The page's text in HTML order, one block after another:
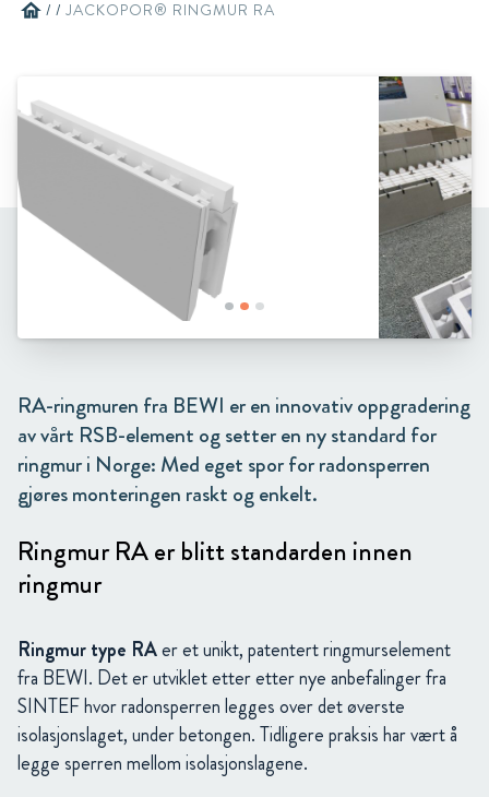
home / / JACKOPOR® RINGMUR RA
RA-ringmuren fra BEWI er en innovativ oppgradering
av vårt RSB-element og setter en ny standard for
ringmur i Norge: Med eget spor for radonsperren
gjøres monteringen raskt og enkelt.
Ringmur RA er blitt standarden innen
ringmur
Ringmur type RAeret unikt, patentert ringmurselement
fra BEWI. Det er utviklet etter etter nye anbefalinger fra
SINTEF hvor radonsperren legges over det øverste
isolasjonslaget, under betongen. Tidligere praksis har vært å
legge sperren mellom isolasjonslagene.